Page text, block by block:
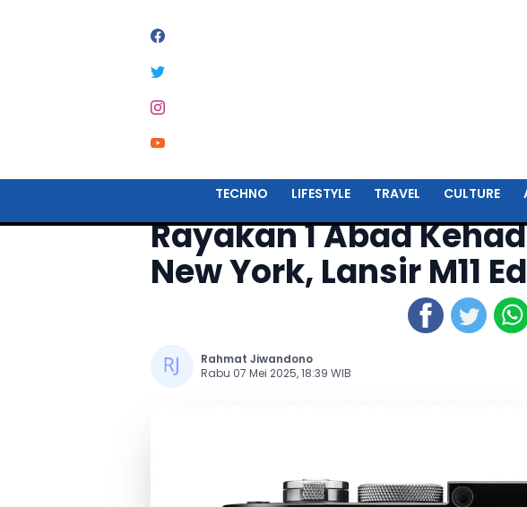
TECHNO LIFESTYLE TRAVEL CULTURE
Rayakan 1 Abad
New York, Lansir M11
Rahmat Jiwandono
Rabu 07 Mei 2025, 18:39 WIB